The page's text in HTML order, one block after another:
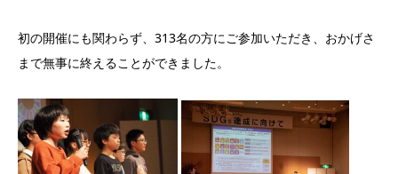
初の開催にも関わらず、313名の方にご参加いただき、 おかげさ
まで無事に終えることができました。